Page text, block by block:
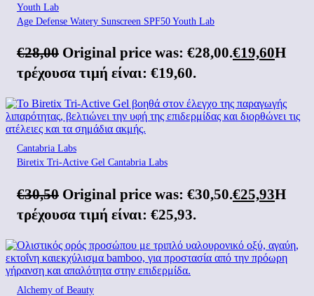
Youth Lab
Age Defense Watery Sunscreen SPF50 Youth Lab
€28,00 Original price was: €28,00.€19,60Η
τρέχουσα τιμή είναι: €19,60.
Cantabria Labs
Biretix Tri-Active Gel Cantabria Labs
€30,50 Original price was: €30,50.€25,93Η
τρέχουσα τιμή είναι: €25,93.
Alchemy of Beauty